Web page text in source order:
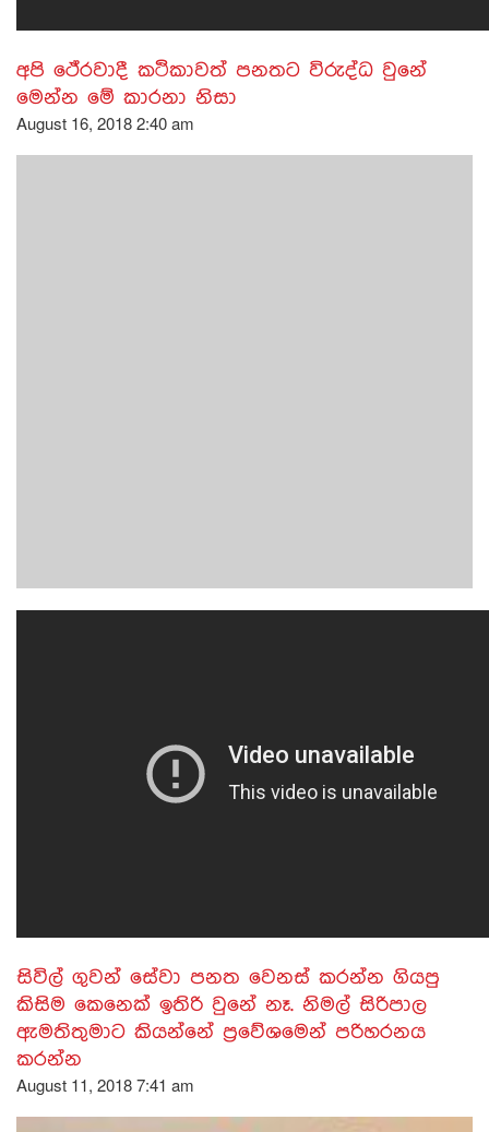
අපි ථේරවාදී කථිකාවත් පනතට විරුද්ධ වුනේ
මෙන්න මේ කාරනා නිසා
August 16, 2018 2:40 am
සිවිල් ගුවන් සේවා පනත වෙනස් කරන්න ගියපු
කිසිම කෙනෙක් ඉතිරි වුනේ නෑ. නිමල් සිරිපාල
ඇමතිතුමාට කියන්නේ ප්‍රවේශමෙන් පරිහරනය
කරන්න
August 11, 2018 7:41 am